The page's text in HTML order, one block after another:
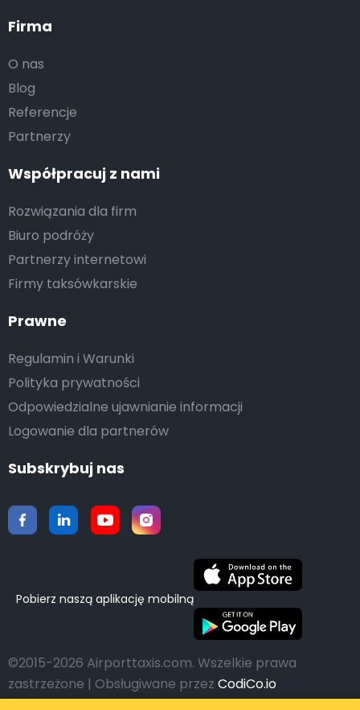
Firma
O nas
Blog
Referencje
Partnerzy
Współpracuj z nami
Rozwiązania dla firm
Biuro podróży
Partnerzy internetowi
Firmy taksówkarskie
Prawne
Regulamin i Warunki
Polityka prywatności
Odpowiedzialne ujawnianie informacji
Logowanie dla partnerów
Subskrybuj nas
Pobierz naszą aplikację mobilną
©2015-2026 Airporttaxis.com. Wszelkie prawa
zastrzeżone | Obsługiwane przez CodiCo.io